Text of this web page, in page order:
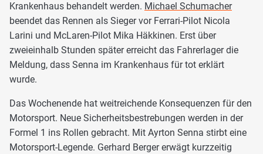
Krankenhaus behandelt werden. Michael Schumacher
beendet das Rennen als Sieger vor Ferrari-Pilot Nicola
Larini und McLaren-Pilot Mika Häkkinen. Erst über
zweieinhalb Stunden später erreicht das Fahrerlager die
Meldung, dass Senna im Krankenhaus für tot erklärt
wurde.
Das Wochenende hat weitreichende Konsequenzen für den
Motorsport. Neue Sicherheitsbestrebungen werden in der
Formel 1 ins Rollen gebracht. Mit Ayrton Senna stirbt eine
Motorsport-Legende. Gerhard Berger erwägt kurzzeitig